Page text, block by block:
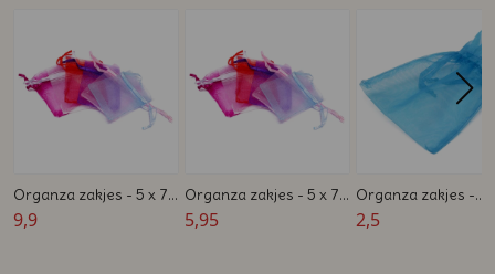
Organza zakjes - 5 x 7
cm - Wit, Roze, Blauw,
9,9
Organza zakjes - 5 x 7
cm - Wit, Roze, Blauw,
5,95
Organza zakjes -
Blauw - 12 x 8 cm -
2,5